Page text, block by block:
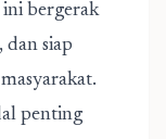
ini bergerak
dan siap
penting